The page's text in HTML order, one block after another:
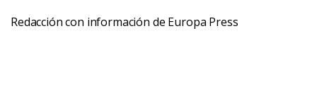
Redacción con información de Europa Press